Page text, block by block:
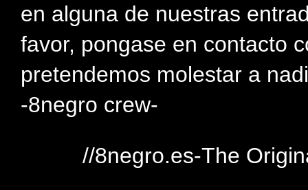
en alguna de nuestras
favor, pongase en contacto
pretendemos molestar a
-8negro crew-
//8negro.es-The